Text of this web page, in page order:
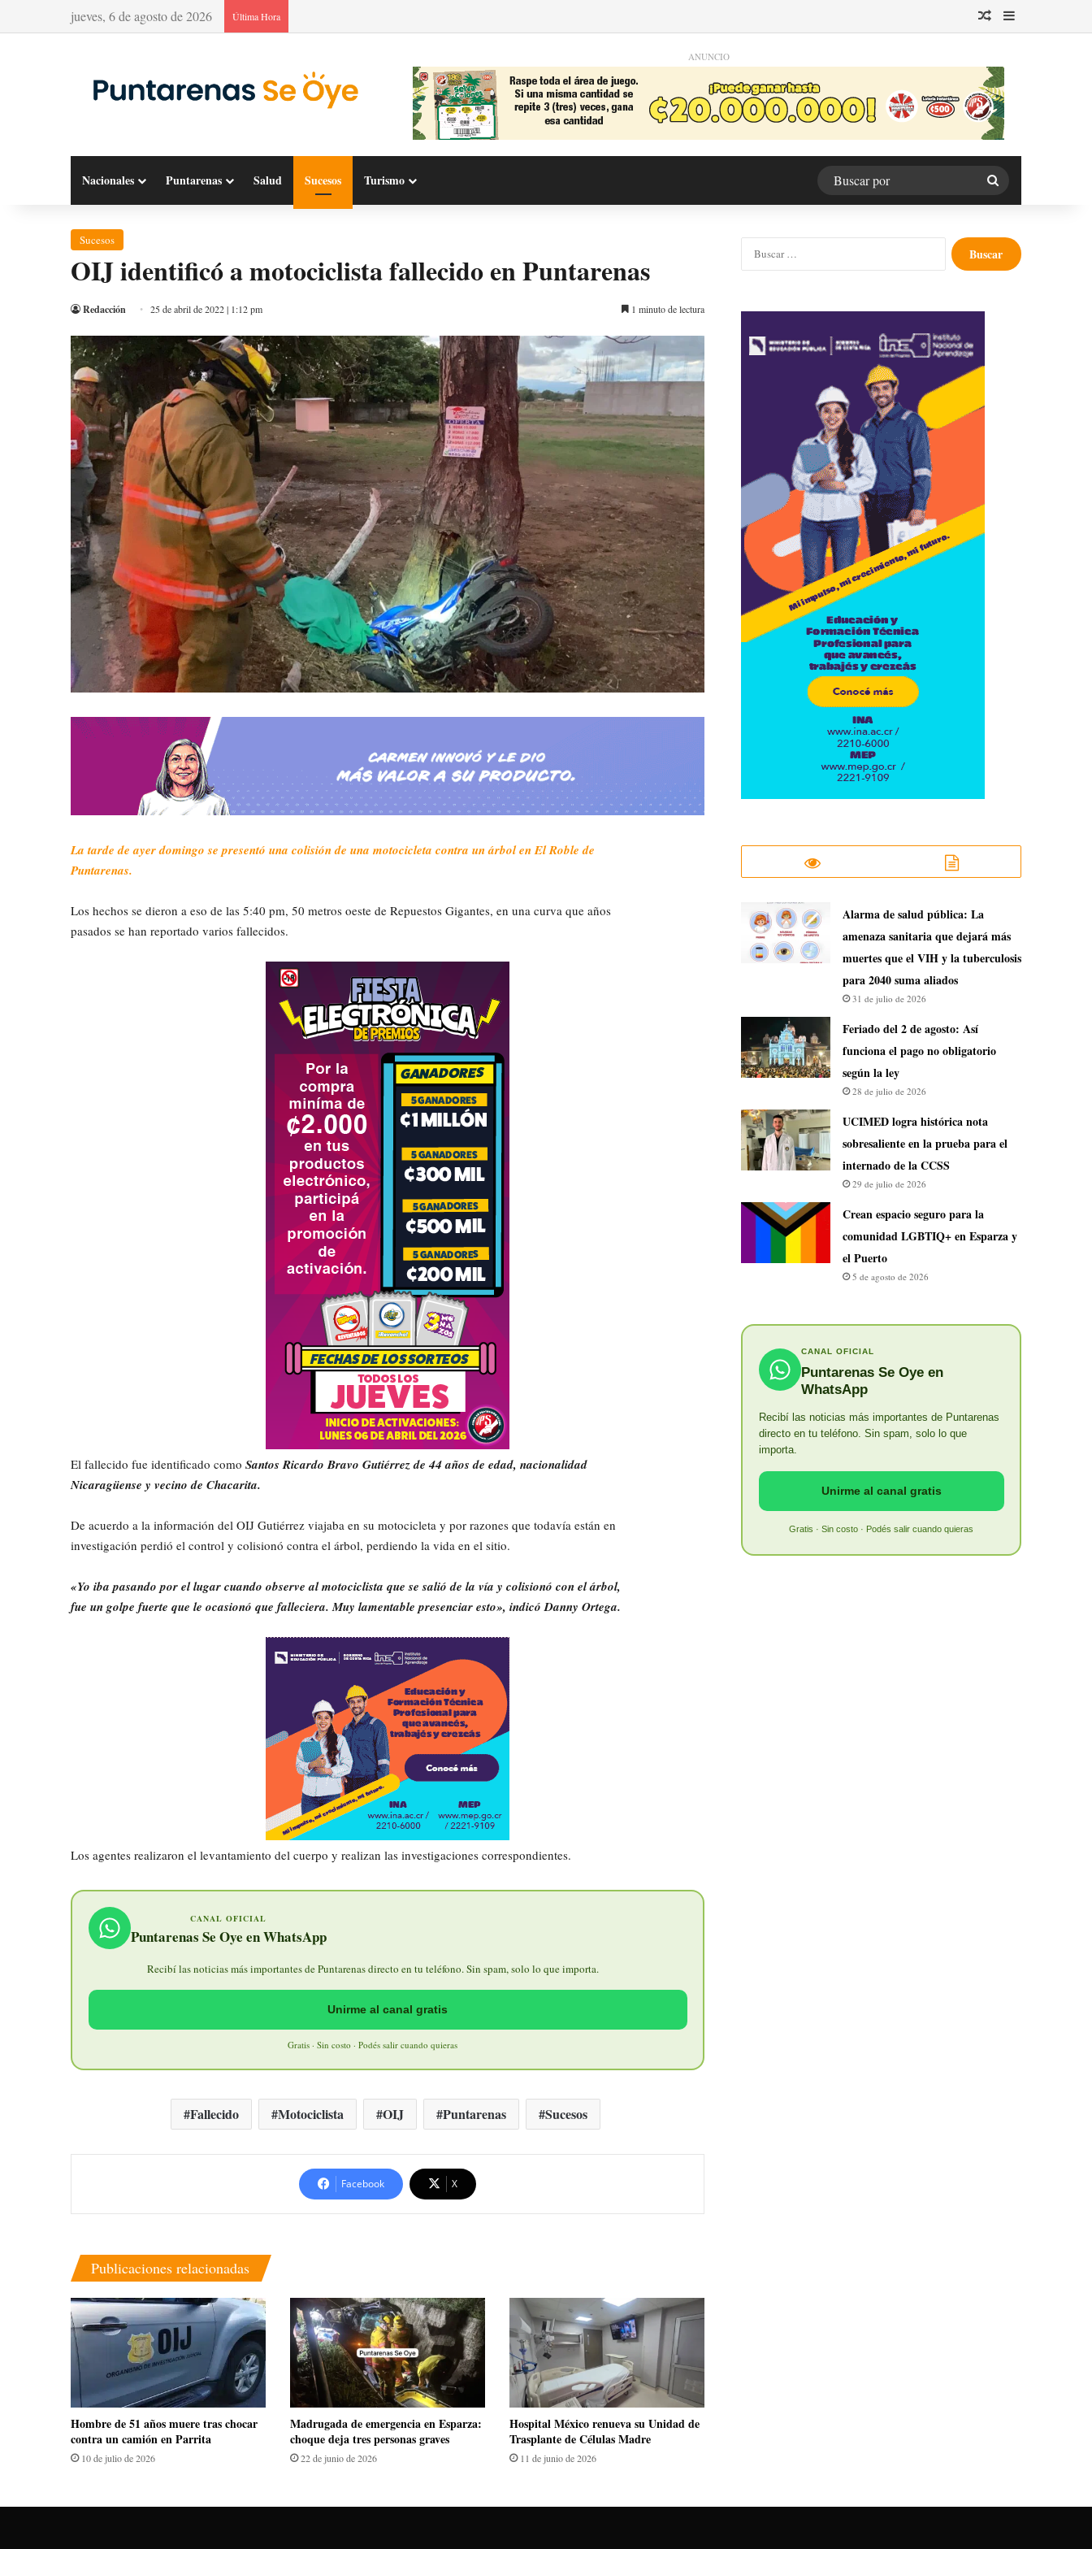
jueves, 6 de agosto de 2026 Última Hora Publicación al azar
Barra lateral
ANUNCIO
Nacionales Puntarenas Salud Sucesos Turismo
Buscar
por
Sucesos
OIJ identificó a motociclista fallecido en Puntarenas
Redacción 25 de abril de 2022 | 1:12 pm 1 minuto de lectura
La tarde de ayer domingo se presentó una colisión de una motocicleta contra un árbol en El Roble de
Puntarenas.
Los hechos se dieron a eso de las 5:40 pm, 50 metros oeste de Repuestos Gigantes, en una curva que años
pasados se han reportado varios fallecidos.
El fallecido fue identificado como Santos Ricardo Bravo Gutiérrez de 44 años de edad, nacionalidad
Nicaragüense y vecino de Chacarita.
De acuerdo a la información del OIJ Gutiérrez viajaba en su motocicleta y por razones que todavía están en
investigación perdió el control y colisionó contra el árbol, perdiendo la vida en el sitio.
«Yo iba pasando por el lugar cuando observe al motociclista que se salió de la vía y colisionó con el árbol,
fue un golpe fuerte que le ocasionó que falleciera. Muy lamentable presenciar esto», indicó Danny Ortega.
Los agentes realizaron el levantamiento del cuerpo y realizan las investigaciones correspondientes.
CANAL OFICIAL
Puntarenas Se Oye en WhatsApp
Recibí las noticias más importantes de Puntarenas directo en tu teléfono. Sin spam, solo lo que importa.
Unirme al canal gratis
Gratis · Sin costo · Podés salir cuando quieras
Fallecido Motociclista OIJ Puntarenas Sucesos
Facebook X
Publicaciones relacionadas
Hombre de 51 años muere tras chocar
contra un camión en Parrita
10 de julio de 2026
Madrugada de emergencia en Esparza:
choque deja tres personas graves
22 de junio de 2026
Hospital México renueva su Unidad de
Trasplante de Células Madre
11 de junio de 2026
Buscar:
​Alarma de salud pública: La
amenaza sanitaria que dejará más
muertes que el VIH y la tuberculosis
para 2040 suma aliados
31 de julio de 2026
Feriado del 2 de agosto: Así
funciona el pago no obligatorio
según la ley
28 de julio de 2026
UCIMED logra histórica nota
sobresaliente en la prueba para el
internado de la CCSS
29 de julio de 2026
Crean espacio seguro para la
comunidad LGBTIQ+ en Esparza y
el Puerto
5 de agosto de 2026
CANAL OFICIAL
Puntarenas Se Oye en
WhatsApp
Recibí las noticias más importantes de Puntarenas
directo en tu teléfono. Sin spam, solo lo que
importa.
Unirme al canal gratis
Gratis · Sin costo · Podés salir cuando quieras